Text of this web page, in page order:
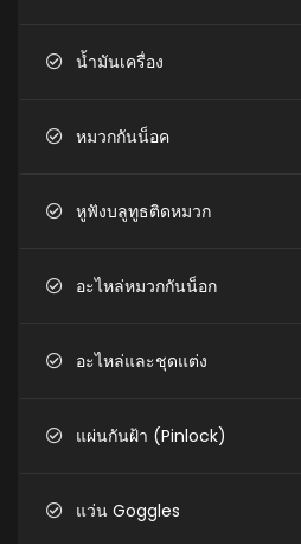
น้ำมันเครื่อง
หมวกกันน็อค
หูฟังบลูทูธติดหมวก
อะไหล่หมวกกันน็อก
อะไหล่และชุดแต่ง
แผ่นกันฝ้า (Pinlock)
แว่น Goggles